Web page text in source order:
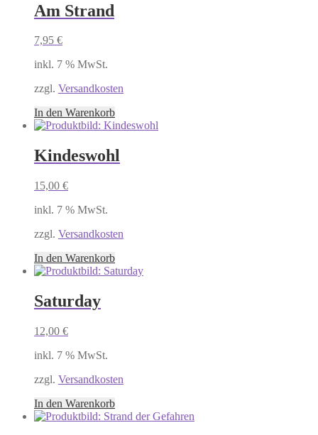
Am Strand
7,95 €
inkl. 7 % MwSt.
zzgl. Versandkosten
In den Warenkorb
Kindeswohl
15,00 €
inkl. 7 % MwSt.
zzgl. Versandkosten
In den Warenkorb
Saturday
12,00 €
inkl. 7 % MwSt.
zzgl. Versandkosten
In den Warenkorb